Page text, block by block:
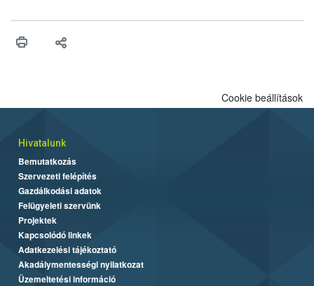
érésű szőlőkben is legyen lehetőség a károsító elleni további
felhasználók számára is elérhető és ökológiai termesztésben is
Cookie beállítások
Hivatalunk
Bemutatkozás
Szervezeti felépítés
Gazdálkodási adatok
Felügyeleti szervünk
Projektek
Kapcsolódó linkek
Adatkezelési tájékoztató
Akadálymentességi nyilatkozat
Üzemeltetési információ